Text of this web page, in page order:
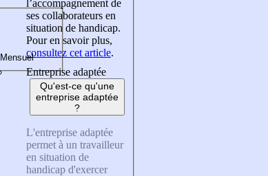
l’accompagnement de
ses collaborateurs en
situation de handicap.
Pour en savoir plus,
consultez cet article.
Entreprise adaptée
Qu'est-ce qu'une
entreprise adaptée
?
L'entreprise adaptée
permet à un travailleur
en situation de
handicap d'exercer